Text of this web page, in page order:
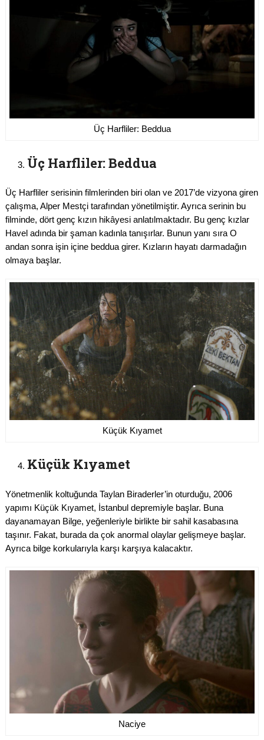
Üç Harfliler: Beddua
Üç Harfliler: Beddua
Üç Harfliler serisinin filmlerinden biri olan ve 2017’de vizyona giren
çalışma, Alper Mestçi tarafından yönetilmiştir. Ayrıca serinin bu
filminde, dört genç kızın hikâyesi anlatılmaktadır. Bu genç kızlar
Havel adında bir şaman kadınla tanışırlar. Bunun yanı sıra O
andan sonra işin içine beddua girer. Kızların hayatı darmadağın
olmaya başlar.
Küçük Kıyamet
Küçük Kıyamet
Yönetmenlik koltuğunda Taylan Biraderler’in oturduğu, 2006
yapımı Küçük Kıyamet, İstanbul depremiyle başlar. Buna
dayanamayan Bilge, yeğenleriyle birlikte bir sahil kasabasına
taşınır. Fakat, burada da çok anormal olaylar gelişmeye başlar.
Ayrıca bilge korkularıyla karşı karşıya kalacaktır.
Naciye